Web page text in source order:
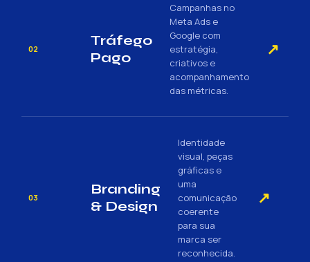
02
Tráfego
Pago
Campanhas no
Meta Ads e
Google com
estratégia,
criativos e
acompanhamento
das métricas.
↗
03
Branding
& Design
Identidade
visual, peças
gráficas e
uma
comunicação
coerente
para sua
marca ser
reconhecida.
↗